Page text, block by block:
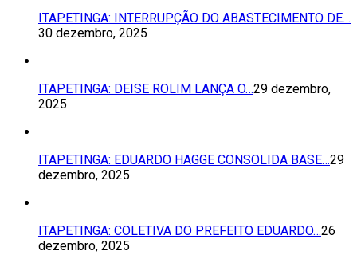
ITAPETINGA: INTERRUPÇÃO DO ABASTECIMENTO DE…
30 dezembro, 2025
ITAPETINGA: DEISE ROLIM LANÇA O…29 dezembro,
2025
ITAPETINGA: EDUARDO HAGGE CONSOLIDA BASE…29
dezembro, 2025
ITAPETINGA: COLETIVA DO PREFEITO EDUARDO…26
dezembro, 2025